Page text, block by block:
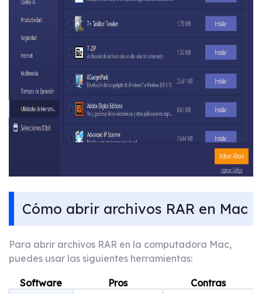
Cómo abrir archivos RAR en Mac
Para abrir archivos RAR en la computadora Mac,
puedes usar las siguientes herramientas:
Software Pros Contras